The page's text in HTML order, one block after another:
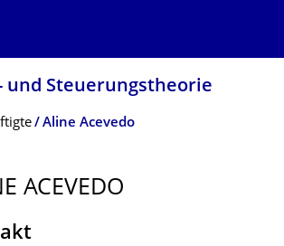
und Steuerungstheorie
Aline Acevedo
ACEVEDO